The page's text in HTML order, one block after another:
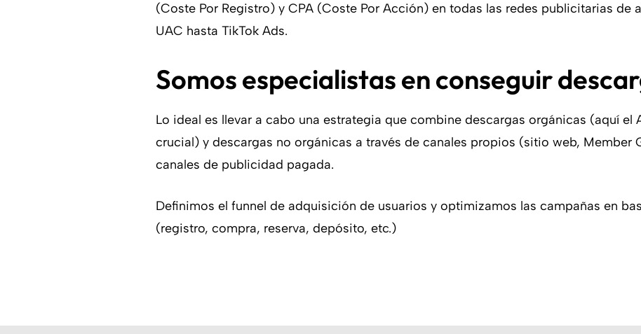
(Coste Por Registro) y CPA (Coste Por Acción) en todas las redes publicitarias de
UAC hasta TikTok Ads.
Somos especialistas en conseguir
Lo ideal es llevar a cabo una estrategia que combine descargas orgánicas (aquí el
crucial) y descargas no orgánicas a través de canales propios (sitio web, Member
canales de publicidad pagada.
Definimos el funnel de adquisición de usuarios y optimizamos las campañas en
(registro, compra, reserva, depósito, etc.)